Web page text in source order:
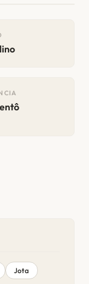
Jota